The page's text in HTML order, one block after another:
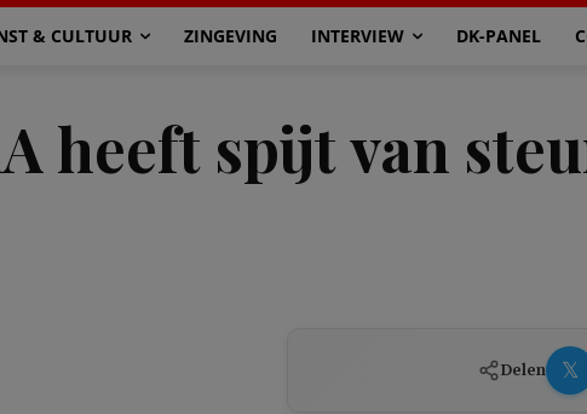
& CULTUUR ZINGEVING INTERVIEW DK-PANEL
heeft spijt van
Delen 𝕏